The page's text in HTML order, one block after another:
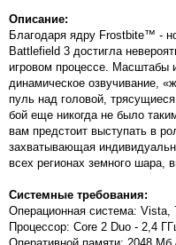
Описание:
Благодаря ядру Frostbite™ -
Battlefield 3 достигла
игровом процессе. Масштабы
динамическое озвучивание,
пуль над головой,
бой еще никогда не было
вам предстоит выступать в
захватывающая
всех регионах земного шара,
Системные требования:
Операционная система: Vista,
Процессор: Core 2 Duo - 2,4